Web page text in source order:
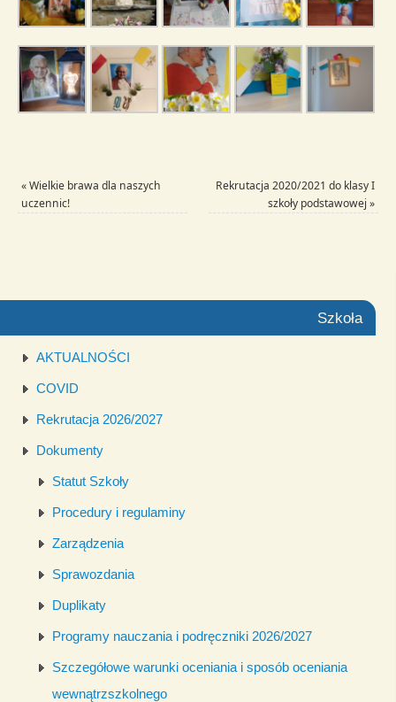
«Wielkie brawa dla naszych
uczennic!
Rekrutacja 2020/2021 do klasy I
szkoły podstawowej »
Szkoła
AKTUALNOŚCI
COVID
Rekrutacja 2026/2027
Dokumenty
Statut Szkoły
Procedury i regulaminy
Zarządzenia
Sprawozdania
Duplikaty
Programy nauczania i podręczniki 2026/2027
Szczegółowe warunki oceniania i sposób oceniania
wewnątrzszkolnego